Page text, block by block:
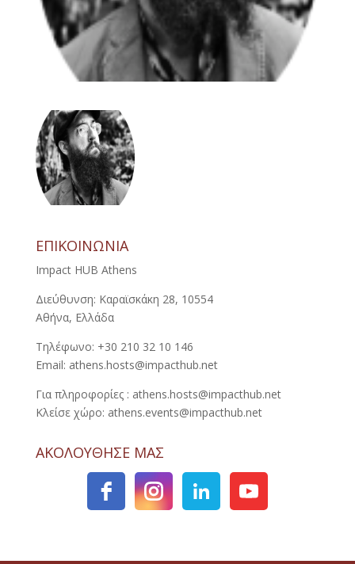
ΕΠΙΚΟΙΝΩΝΙΑ
Impact HUB Athens
Διεύθυνση: Καραϊσκάκη 28, 10554
Αθήνα, Ελλάδα
Τηλέφωνο: +30 210 32 10 146
Email: athens.hosts@impacthub.net
Για πληροφορίες : athens.hosts@impacthub.net
Κλείσε χώρο: athens.events@impacthub.net
ΑΚΟΛΟΥΘΗΣΕ ΜΑΣ